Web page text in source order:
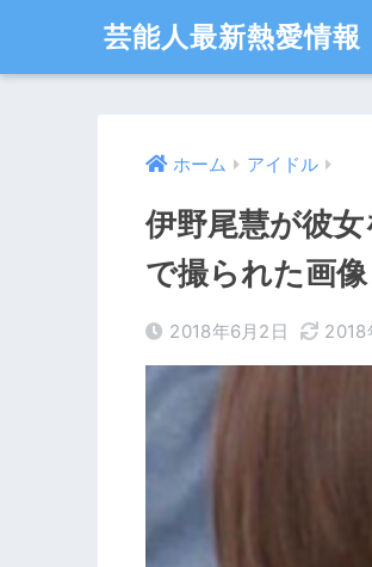
芸能人最新熱愛情報
ホーム アイドル
伊野尾慧が彼
で撮られた画像
2018年6月2日 2018